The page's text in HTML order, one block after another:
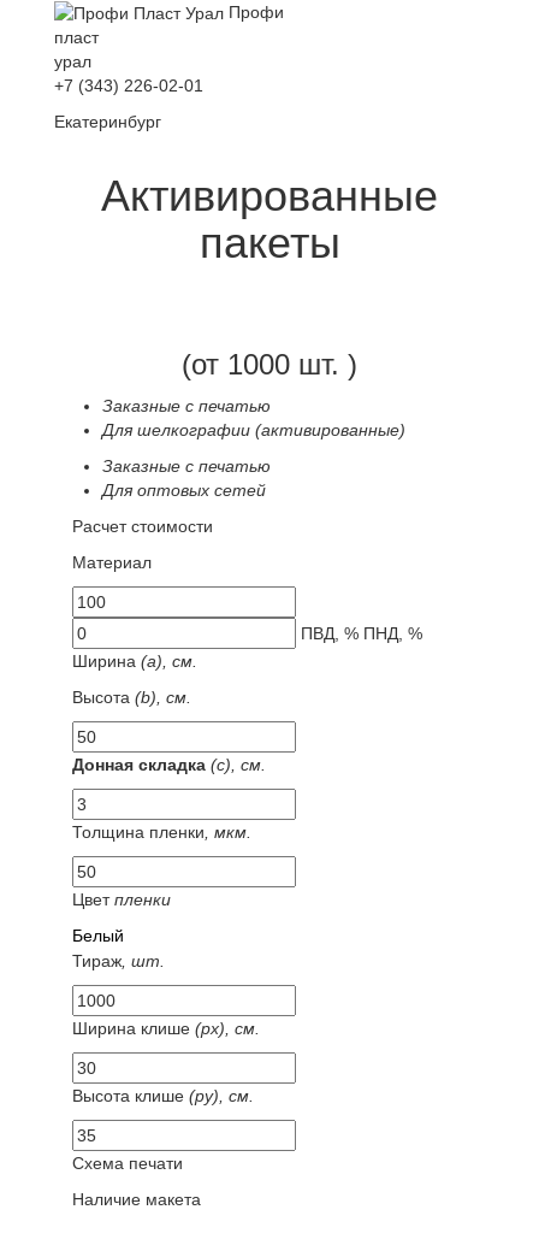
Профи
пласт
урал
+7 (343) 226-02-01
Екатеринбург
Активированные
пакеты
(от 1000 шт. )
Заказные с печатью
Для шелкографии (активированные)
Заказные с печатью
Для оптовых сетей
Расчет стоимости
Материал
ПВД, % ПНД, %
Ширина (a), см.
Высота (b), см.
Донная складка (с), см.
Толщина пленки, мкм.
Цветпленки
Белый
Тираж, шт.
Ширина клише (px), см.
Высота клише (py), см.
Схема печати
Наличие макета